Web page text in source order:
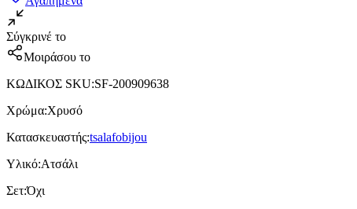
Σύγκρινέ το
Μοιράσου το
ΚΩΔΙΚΟΣ SKU:SF-200909638
Χρώμα:Χρυσό
Κατασκευαστής:tsalafobijou
Υλικό:Ατσάλι
Σετ:Όχι